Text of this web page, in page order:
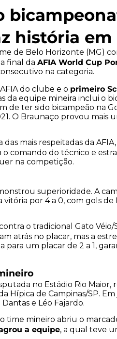
história
de Belo Horizonte (MG)
final da AFIA World Cup
na categoria.
do clube e o primeiro
da equipe mineira inclui o
de ter sido bicampeão na
O Braunaço provou mais
das mais respeitadas da
o comando do técnico e
na competição.
superioridade. A
por 4 a 0, com gols de
o tradicional Gato
atrás no placar, mas a
para um placar de 2 a 1,
no Estádio Rio
Hípica de Campinas/SP.
e Léo Fajardo.
time mineiro abriu o
a equipe, a qual teve